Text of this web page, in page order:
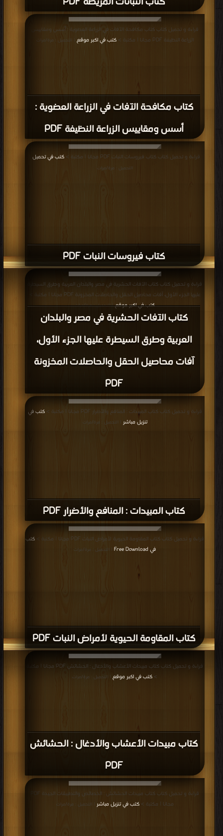
كتاب مكافحة الآفات في الزراعة العضوية :
أسس ومقاييس الزراعة النظيفة PDF
قراءة و تحميل كتاب كتاب مكافحة الآفات في الزراعة العضوية : أسس ومقاييس
الزراعة النظيفة PDF مجانا | مكتبة >
كتب في اكبر موقع | التحميل : مرة/مرات
كتاب فيروسات النبات PDF
قراءة و تحميل كتاب كتاب فيروسات النبات PDF مجانا | مكتبة > كتب في تحميل
التحميل : مرة/مرات
كتاب الآفات الحشرية في مصر والبلدان
العربية وطرق السيطرة عليها الجزء الأول،
آفات محاصيل الحقل والحاصلات المخزونة
PDF
قراءة و تحميل كتاب كتاب الآفات الحشرية في مصر والبلدان العربية وطرق السيطرة
عليها الجزء الأول، آفات محاصيل الحقل والحاصلات المخزونة PDF مجانا | مكتبة >
كتب في اكبر موقع| التحميل : مرة/مرات
كتاب المبيدات : المنافع والأضرار PDF
قراءة و تحميل كتاب كتاب المبيدات : المنافع والأضرار PDF مجانا | مكتبة >
كتب في
تنزيل مباشر | التحميل : مرة/مرات
كتاب المقاومة الحيوية لأمراض النبات PDF
قراءة و تحميل كتاب كتاب المقاومة الحيوية لأمراض النبات PDF مجانا | مكتبة >
كتب
في Free Download
| التحميل : مرة/مرات
كتاب مبيدات الأعشاب والأدغال : الحشائش
PDF
قراءة و تحميل كتاب كتاب مبيدات الأعشاب والأدغال : الحشائش PDF مجانا | مكتبة
> كتب في اكبر موقع | التحميل : مرة/مرات
مجانا | مكتبة >كتب في تنزيل مباشر | التحميل : مرة/مرات